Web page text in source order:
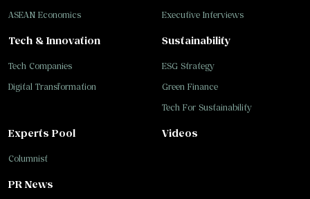
Executive Interviews
Tech & Innovation
Tech Companies
Digital Transformation
Sustainability
ESG Strategy
Green Finance
Tech For Sustainability
ASEAN Economics
Experts Pool
Columnist
Videos
PR News